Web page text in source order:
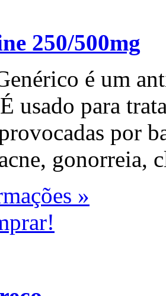
250/500mg
é um
usado para
por
gonorreia,
»